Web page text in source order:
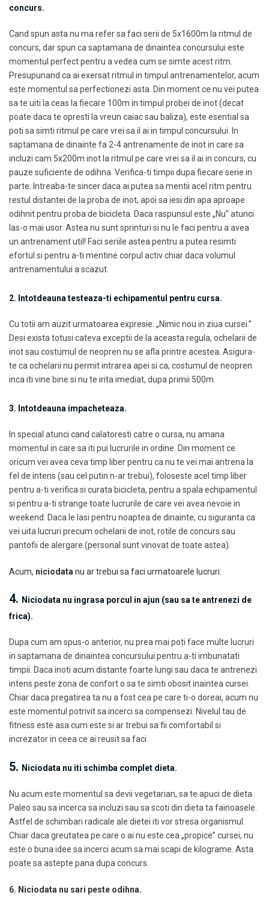
concurs.
Cand spun asta nu ma refer sa faci serii de 5x1600m la ritmul de
concurs, dar spun ca saptamana de dinaintea concursului este
momentul perfect pentru a vedea cum se simte acest ritm.
Presupunand ca ai exersat ritmul in timpul antrenamentelor, acum
este momentul sa perfectionezi asta. Din moment ce nu vei putea
sa te uiti la ceas la fiecare 100m in timpul probei de inot (decat
poate daca te opresti la vreun caiac sau baliza), este esential sa
poti sa simti ritmul pe care vrei sa il ai in timpul concursului. In
saptamana de dinainte fa 2-4 antrenamente de inot in care sa
incluzi cam 5x200m inot la ritmul pe care vrei sa il ai in concurs, cu
pauze suficiente de odihna. Verifica-ti timpii dupa fiecare serie in
parte. Intreaba-te sincer daca ai putea sa mentii acel ritm pentru
restul distantei de la proba de inot, apoi sa iesi din apa aproape
odihnit pentru proba de bicicleta. Daca raspunsul este „Nu” atunci
las-o mai usor. Astea nu sunt sprinturi si nu le faci pentru a avea
un antrenament util! Faci seriile astea pentru a putea resimti
efortul si pentru a-ti mentine corpul activ chiar daca volumul
antrenamentului a scazut.
2. Intotdeauna testeaza-ti echipamentul pentru cursa.
Cu totii am auzit urmatoarea expresie: „Nimic nou in ziua cursei.”
Desi exista totusi cateva exceptii de la aceasta regula, ochelarii de
inot sau costumul de neopren nu se afla printre acestea. Asigura-
te ca ochelarii nu permit intrarea apei si ca, costumul de neopren
inca iti vine bine si nu te irita imediat, dupa primii 500m.
3. Intotdeauna impacheteaza.
In special atunci cand calatoresti catre o cursa, nu amana
momentul in care sa iti pui lucrurile in ordine. Din moment ce
oricum vei avea ceva timp liber pentru ca nu te vei mai antrena la
fel de intens (sau cel putin n-ar trebui), foloseste acel timp liber
pentru a-ti verifica si curata bicicleta, pentru a spala echipamentul
si pentru a-ti strange toate lucrurile de care vei avea nevoie in
weekend. Daca le lasi pentru noaptea de dinainte, cu siguranta ca
vei uita lucruri precum ochelarii de inot, rotile de concurs sau
pantofii de alergare (personal sunt vinovat de toate astea).
Acum, niciodata nu ar trebui sa faci urmatoarele lucruri:
4. Niciodata nu ingrasa porcul in ajun (sau sa te antrenezi de
frica).
Dupa cum am spus-o anterior, nu prea mai poti face multe lucruri
in saptamana de dinaintea concursului pentru a-ti imbunatati
timpii. Daca inoti acum distante foarte lungi sau daca te antrenezi
intens peste zona de confort o sa te simti obosit inaintea cursei.
Chiar daca pregatirea ta nu a fost cea pe care ti-o doreai, acum nu
este momentul potrivit sa incerci sa compensezi. Nivelul tau de
fitness este asa cum este si ar trebui sa fii comfortabil si
increzator in ceea ce ai reusit sa faci.
5. Niciodata nu iti schimba complet dieta.
Nu acum este momentul sa devii vegetarian, sa te apuci de dieta
Paleo sau sa incerca sa incluzi sau sa scoti din dieta ta fainoasele.
Astfel de schimbari radicale ale dietei iti vor stresa organismul.
Chiar daca greutatea pe care o ai nu este cea „propice” cursei, nu
este o buna idee sa incerci acum sa mai scapi de kilograme. Asta
poate sa astepte pana dupa concurs.
6. Niciodata nu sari peste odihna.